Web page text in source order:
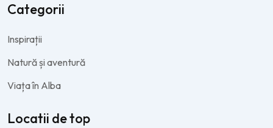
Categorii
Inspirații
Natură și aventură
Viața în Alba
Locatii de top